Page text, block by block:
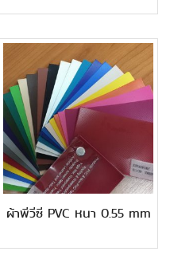
ผ้าพีวีซี PVC หนา 0.55 mm